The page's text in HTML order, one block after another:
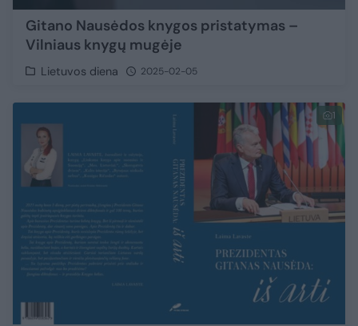
Gitano Nausėdos knygos pristatymas –
Vilniaus knygų mugėje
Lietuvos diena 2025-02-05
1